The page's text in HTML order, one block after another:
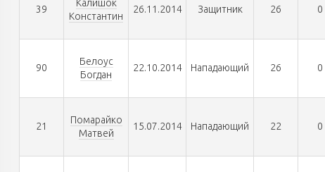
39
Калишок
Константин
26.11.2014 Защитник 26 0
90
Белоус
Богдан
22.10.2014 Нападающий 26 0
21
Помарайко
Матвей
15.07.2014 Нападающий 22 0